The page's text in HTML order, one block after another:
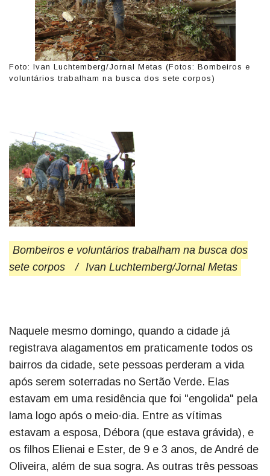
Foto: Ivan Luchtemberg/Jornal Metas (Fotos: Bombeiros e
voluntários trabalham na busca dos sete corpos)
Bombeiros e voluntários trabalham na busca dos
sete corpos
/ Ivan Luchtemberg/Jornal Metas
Naquele mesmo domingo, quando a cidade já
registrava alagamentos em praticamente todos os
bairros da cidade, sete pessoas perderam a vida
após serem soterradas no Sertão Verde. Elas
estavam em uma residência que foi "engolida" pela
lama logo após o meio-dia. Entre as vítimas
estavam a esposa, Débora (que estava grávida), e
os filhos Elienai e Ester, de 9 e 3 anos, de André de
Oliveira, além de sua sogra. As outras três pessoas